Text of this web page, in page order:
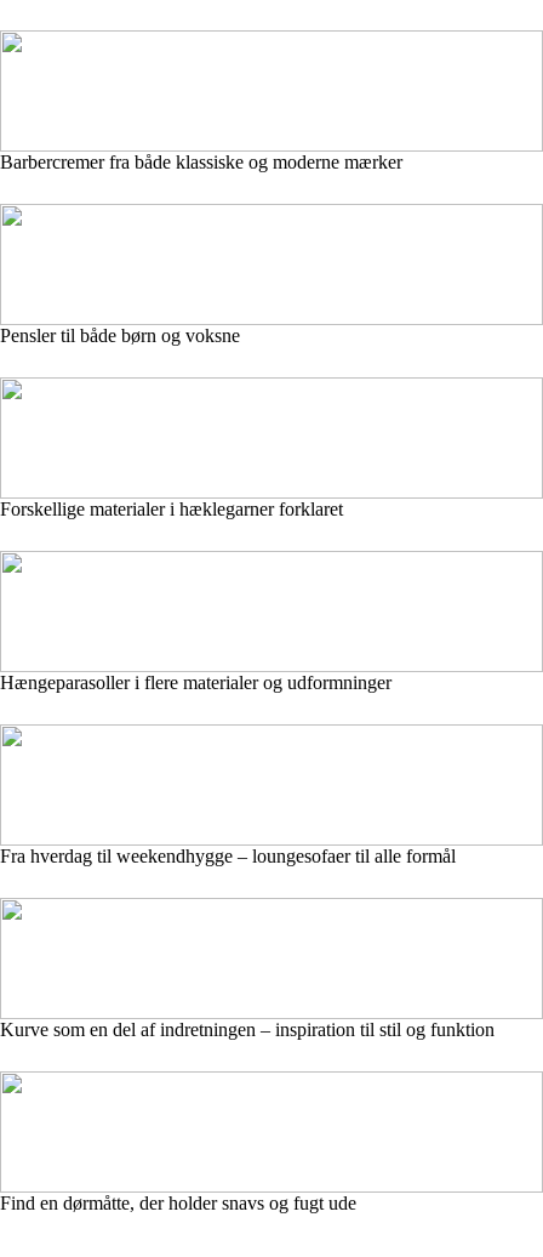
Barbercremer fra både klassiske og moderne mærker
Pensler til både børn og voksne
Forskellige materialer i hæklegarner forklaret
Hængeparasoller i flere materialer og udformninger
Fra hverdag til weekendhygge – loungesofaer til alle formål
Kurve som en del af indretningen – inspiration til stil og funktion
Find en dørmåtte, der holder snavs og fugt ude